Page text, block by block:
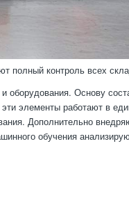
полный контроль всех
оборудования. Основу
элементы работают в
Дополнительно
обучения